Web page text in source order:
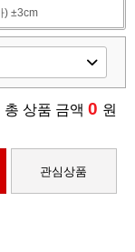
) ±3cm
총 상품 금액 0 원
관심상품